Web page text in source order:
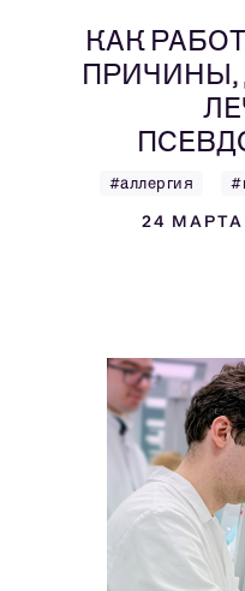
КАК
ПРИЧИНЫ,
#аллергия
24 МАРТА